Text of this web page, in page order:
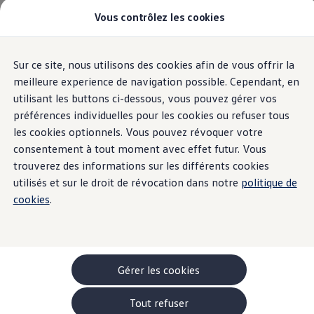
Vous contrôlez les cookies
Sur ce site, nous utilisons des cookies afin de vous offrir la
meilleure experience de navigation possible. Cependant, en
utilisant les buttons ci-dessous, vous pouvez gérer vos
préférences individuelles pour les cookies ou refuser tous
les cookies optionnels. Vous pouvez révoquer votre
consentement à tout moment avec effet futur. Vous
trouverez des informations sur les différents cookies
utilisés et sur le droit de révocation dans notre politique de
cookies.
Tout refuser
Gérer les cookies
Aller au
contenu
principal
Aller
au
pied
de
page
Modèles et configurateur
Acheter une voiture
Garantie & financement
Véhicules d'occasion
Leasing
Offres
Véhicules en stock
Rouler en électrique
Nos simulateurs
Simulateur d’autonomie
Simulateur de temps de recharge
-> Batterie et sécurité
Pièces et accessoires
Accessoires
Pack de protection
Aperçu Variante Moteurs Couleurs Intérieur Jantes
22Modèles
Nouveau